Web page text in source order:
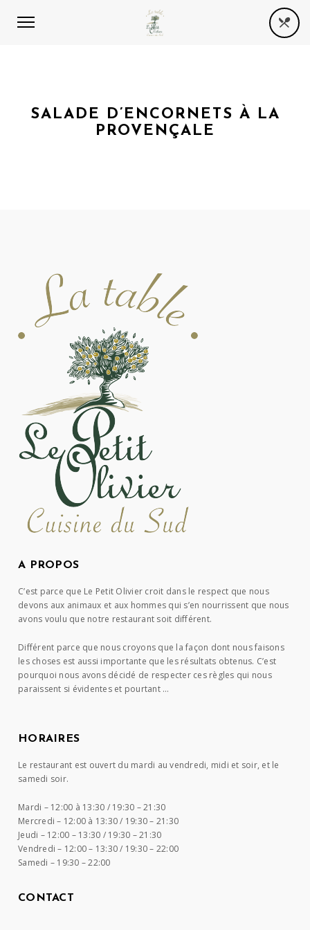
SALADE D’ENCORNETS À LA
PROVENÇALE
A PROPOS
C’est parce que Le Petit Olivier croit dans le respect que nous
devons aux animaux et aux hommes qui s’en nourrissent que nous
avons voulu que notre restaurant soit différent.
Différent parce que nous croyons que la façon dont nous faisons
les choses est aussi importante que les résultats obtenus. C’est
pourquoi nous avons décidé de respecter ces règles qui nous
paraissent si évidentes et pourtant …
HORAIRES
Le restaurant est ouvert du mardi au vendredi, midi et soir, et le
samedi soir.
Mardi – 12:00 à 13:30 / 19:30 – 21:30
Mercredi – 12:00 à 13:30 / 19:30 – 21:30
Jeudi – 12:00 – 13:30 / 19:30 – 21:30
Vendredi – 12:00 – 13:30 / 19:30 – 22:00
Samedi – 19:30 – 22:00
CONTACT